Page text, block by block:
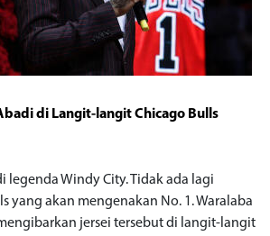
di Langit-langit Chicago Bulls
legenda Windy City. Tidak ada lagi
yang akan mengenakan No. 1. Waralaba
jersei tersebut di langit-langit